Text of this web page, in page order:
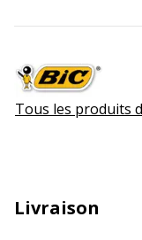
Tous les produits
Livraison